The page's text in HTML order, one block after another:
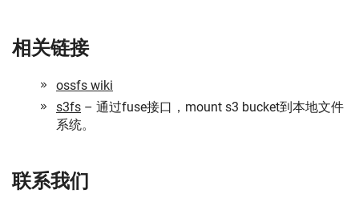
相关链接
ossfs wiki
s3fs – 通过fuse接口，mount s3 bucket到本地文件
系统。
联系我们